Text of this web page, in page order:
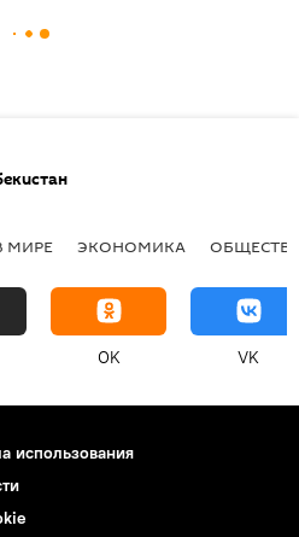
МИРЕ ЭКОНОМИКА
OK VK
использования